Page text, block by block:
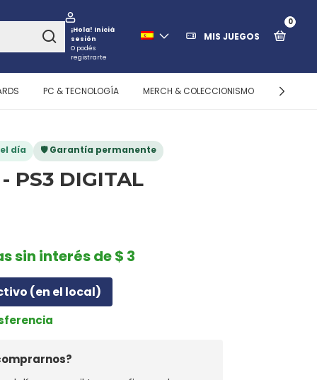
¡Hola! Iniciá
sesión
O podés
registrarte
MIS JUEGOS
0
PC & TECNOLOGÍA MERCH & COLECCIONISMO
día 🛡️ Garantía permanente
- PS3 DIGITAL
sin interés de $ 3
(en el local)